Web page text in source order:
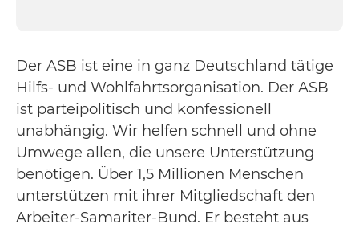
Der ASB ist eine in ganz Deutschland tätige
Hilfs- und Wohlfahrtsorganisation. Der ASB
ist parteipolitisch und konfessionell
unabhängig. Wir helfen schnell und ohne
Umwege allen, die unsere Unterstützung
benötigen. Über 1,5 Millionen Menschen
unterstützen mit ihrer Mitgliedschaft den
Arbeiter-Samariter-Bund. Er besteht aus